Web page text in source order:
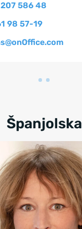
586 48
98 57-19
Španjolska